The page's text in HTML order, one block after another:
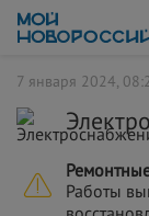
7 января 2024,
Работы